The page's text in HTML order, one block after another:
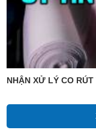
NHẬN XỬ LÝ CO